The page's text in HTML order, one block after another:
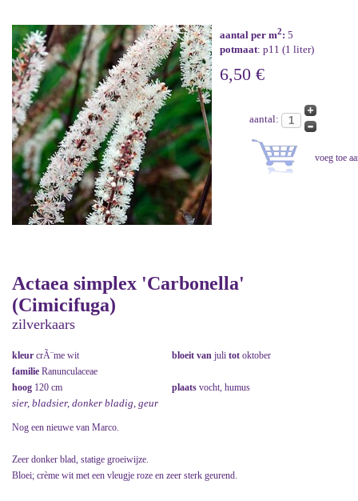
aantal per m2: 5
potmaat: p11 (1 liter)
6,50 €
aantal:
Actaea simplex 'Carbonella'
(Cimicifuga)
zilverkaars
kleur crÃ¨me wit bloeit van juli tot oktober
familie Ranunculaceae
hoog 120 cm plaats vocht, humus
sier, bladsier, donker bladig, geur
Nog een nieuwe van Marco.
Zeer donker blad, statige groeiwijze.
Bloei; crème wit met een vleugje roze en zeer sterk geurend.